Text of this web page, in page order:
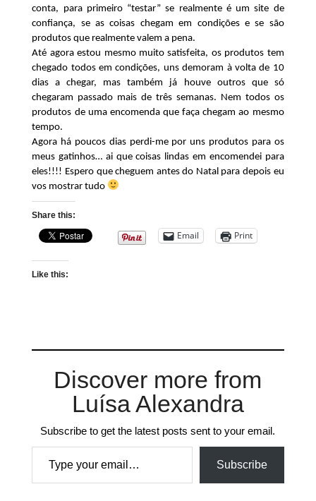
conta, para primeiro “testar” se realmente é um site de
confiança, se as coisas chegam em condições e se são
produtos que realmente valem a pena.
Até agora estou mesmo muito satisfeita, os produtos tem
chegado todos em condições, uns demoram à volta de 10
dias a chegar, mas também já houve outros que só
chegaram passado mais de três semanas. Nem todos os
produtos de uma encomenda que faça chegam ao mesmo
tempo.
Agora há poucos dias perdi-me por uns produtos para os
meus gatinhos… ai que coisas lindas em encomendei para
eles!!!! Espero que cheguem antes do Natal para depois eu
vos mostrar tudo
Share this:
Email Print
Like this:
Discover more from
Luísa Alexandra
Subscribe to get the latest posts sent to your email.
Type your email…
Subscribe